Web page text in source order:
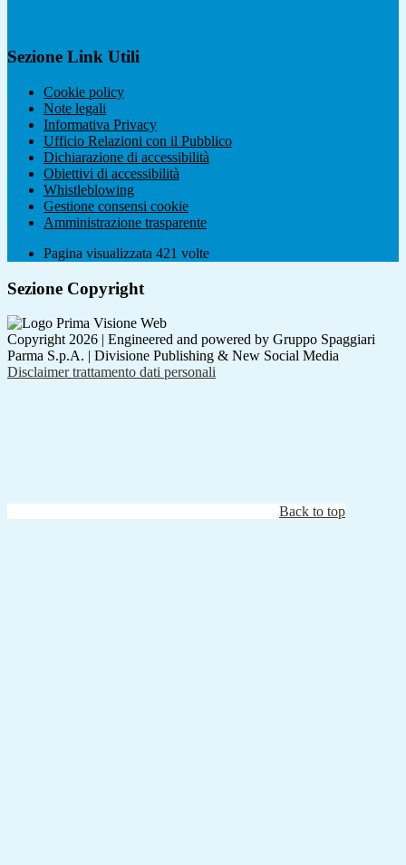
Sezione Link Utili
Cookie policy
Note legali
Informativa Privacy
Ufficio Relazioni con il Pubblico
Dichiarazione di accessibilità
Obiettivi di accessibilità
Whistleblowing
Gestione consensi cookie
Amministrazione trasparente
Pagina visualizzata 421 volte
Sezione Copyright
Copyright 2026 | Engineered and powered by Gruppo Spaggiari
Parma S.p.A. | Divisione Publishing & New Social Media
Disclaimer trattamento dati personali
Back to top